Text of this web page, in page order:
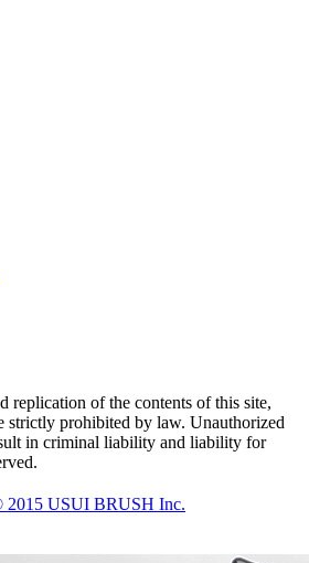
replication of the contents of this site,
strictly prohibited by law. Unauthorized
in criminal liability and liability for
2015 USUI BRUSH Inc.